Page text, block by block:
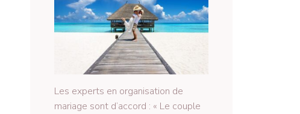
Les experts en organisation de
mariage sont d’accord : « Le couple